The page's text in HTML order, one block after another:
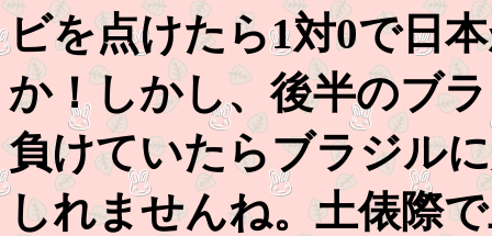
ビを点けたら1対0で日
か！しかし、後半のブ
負けていたらブラジル
しれませんね。土俵際